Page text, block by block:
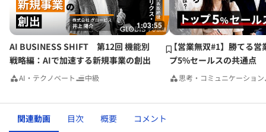
1:03:55
AI BUSINESS SHIFT 第12回 機能別
戦略編：AIで加速する新規事業の創出
AI・テクノベート 中級
【営業無双#1】勝てる営
プ5%セールスの共通点
思考・コミュニケーション
関連動画 目次 概要 コメント